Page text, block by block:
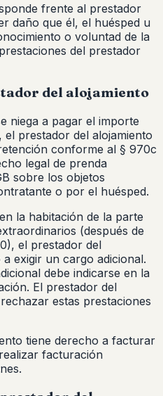
frente al prestador
daño que él, el huésped u
o voluntad de la
del prestador
del alojamiento
niega a pagar el importe
prestador del alojamiento
conforme al § 970c
legal de prenda
sobre los objetos
o por el huésped.
la habitación de la parte
(después de
el prestador del
exigir un cargo adicional.
debe indicarse en la
El prestador del
estas prestaciones
tiene derecho a facturar
facturación